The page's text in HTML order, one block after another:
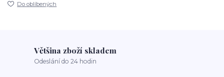
Do oblíbených
Většina zboží skladem
Odeslání do 24 hodin